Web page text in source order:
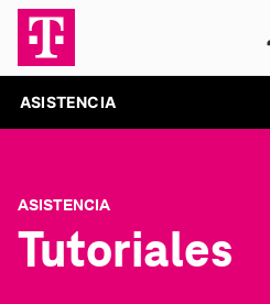
ASISTENCIA
ASISTENCIA
Tutoriales